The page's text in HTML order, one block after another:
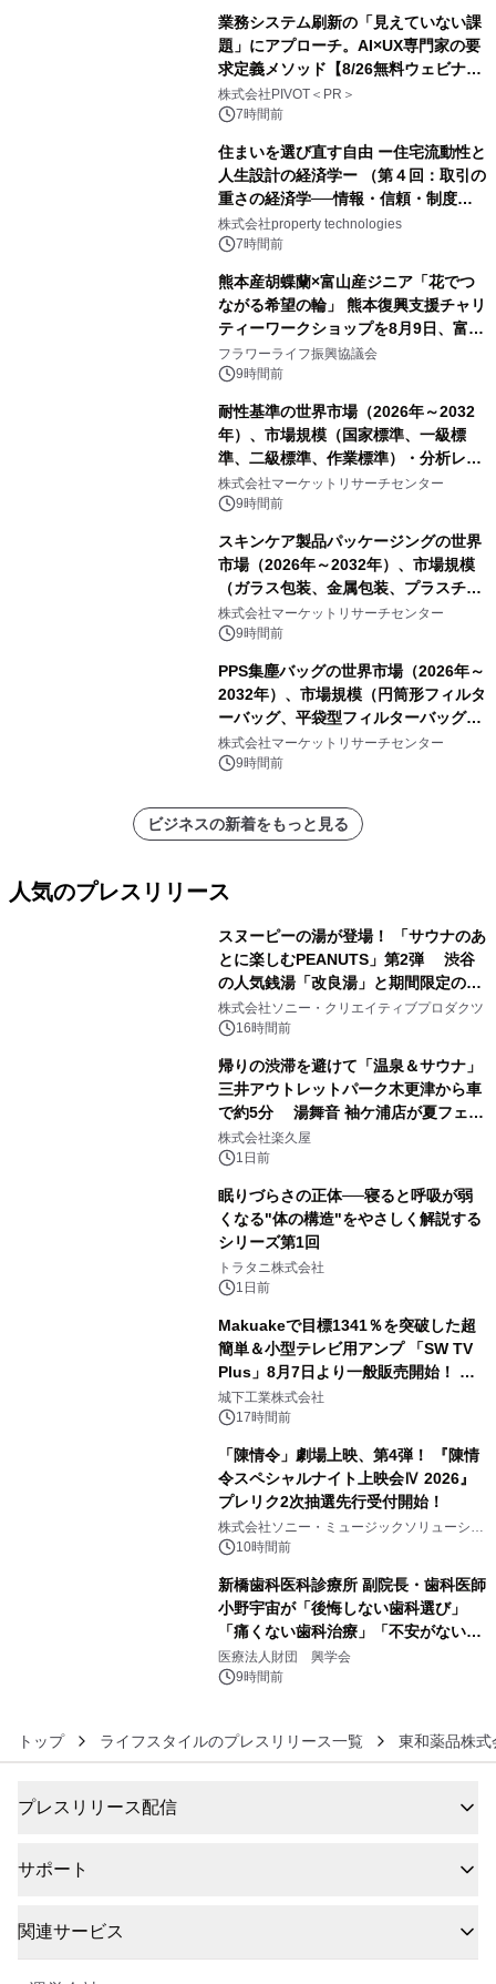
業務システム刷新の「見えていない課
題」にアプローチ。AI×UX専門家の要
求定義メソッド【8/26無料ウェビナ
ー】株式会社PIVOT
株式会社PIVOT＜PR＞
7時間前
住まいを選び直す自由 ー住宅流動性と
人生設計の経済学ー （第４回：取引の
重さの経済学──情報・信頼・制度を
PropTechはどう組み替えるか）｜
PropTech-Lab
株式会社property technologies
7時間前
熊本産胡蝶蘭×富山産ジニア「花でつ
ながる希望の輪」 熊本復興支援チャリ
ティーワークショップを8月9日、富
山・射水で開催
フラワーライフ振興協議会
9時間前
耐性基準の世界市場（2026年～2032
年）、市場規模（国家標準、一級標
準、二級標準、作業標準）・分析レポ
ートを発表
株式会社マーケットリサーチセンター
9時間前
スキンケア製品パッケージングの世界
市場（2026年～2032年）、市場規模
（ガラス包装、金属包装、プラスチッ
ク包装、その他）・分析レポートを発
表
株式会社マーケットリサーチセンター
9時間前
PPS集塵バッグの世界市場（2026年～
2032年）、市場規模（円筒形フィルタ
ーバッグ、平袋型フィルターバッグ、
プリーツフィルターバッグ、その
他）・分析レポートを発表
株式会社マーケットリサーチセンター
9時間前
ビジネスの新着をもっと見る
人気のプレスリリース
スヌーピーの湯が登場！ 「サウナのあ
とに楽しむPEANUTS」第2弾 渋谷
の人気銭湯「改良湯」と期間限定のコ
ラボレーション サウナイキタイコラ
ボグッズも発売決定！
株式会社ソニー・クリエイティブプロダクツ
16時間前
帰りの渋滞を避けて「温泉＆サウナ」
三井アウトレットパーク木更津から車
で約5分 湯舞音 袖ケ浦店が夏フェア
メニューを提供
株式会社楽久屋
1日前
眠りづらさの正体──寝ると呼吸が弱
くなる"体の構造"をやさしく解説する
シリーズ第1回
トラタニ株式会社
1日前
Makuakeで目標1341％を突破した超
簡単＆小型テレビ用アンプ 「SW TV
Plus」8月7日より一般販売開始！ ケ
ーブル1本つなぐだけ、テレビの音が
ぐっと豊かに
城下工業株式会社
17時間前
「陳情令」劇場上映、第4弾！ 『陳情
令スペシャルナイト上映会Ⅳ 2026』
プレリク2次抽選先行受付開始！
株式会社ソニー・ミュージックソリューショ
ンズ10時間前
新橋歯科医科診療所 副院長・歯科医師
小野宇宙が「後悔しない歯科選び」
「痛くない歯科治療」「不安がない治
療計画」をテーマに専門監修
医療法人財団 興学会
9時間前
トップ ライフスタイルのプレスリリース一覧 東和薬品株式
プレスリリース配信
サポート
関連サービス